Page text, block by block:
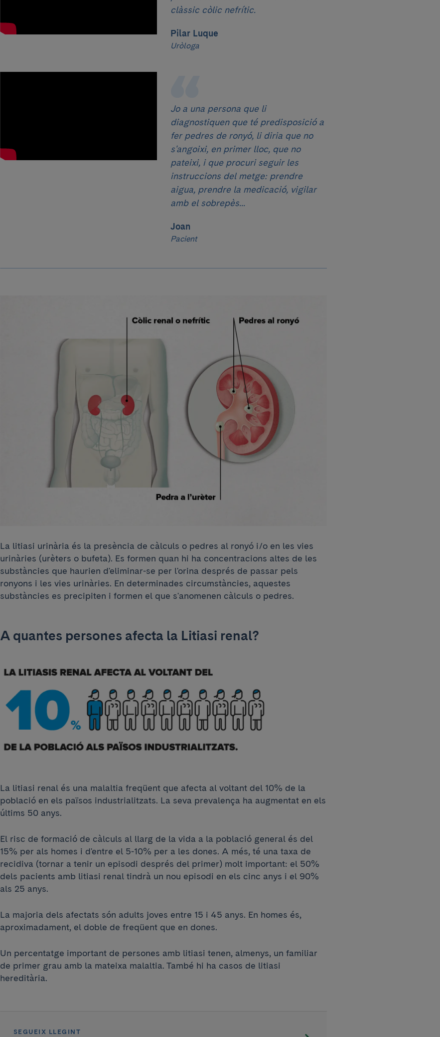
clàssic còlic nefrític.
Pilar Luque
Uròloga
Jo a una persona que li
diagnostiquen que té predisposició a
fer pedres de ronyó, li diria que no
s'angoixi, en primer lloc, que no
pateixi, i que procuri seguir les
instruccions del metge: prendre
aigua, prendre la medicació, vigilar
amb el sobrepès...
Joan
Pacient
La litiasi urinària és la presència de càlculs o pedres al ronyó i/o en les vies
urinàries (urèters o bufeta). Es formen quan hi ha concentracions altes de les
substàncies que haurien d'eliminar-se per l'orina després de passar pels
ronyons i les vies urinàries. En determinades circumstàncies, aquestes
substàncies es precipiten i formen el que s'anomenen càlculs o pedres.
A quantes persones afecta la Litiasi renal?
La litiasi renal és una malaltia freqüent que afecta al voltant del 10% de la
població en els països industrialitzats. La seva prevalença ha augmentat en els
últims 50 anys.
El risc de formació de càlculs al llarg de la vida a la població general és del
15% per als homes i d'entre el 5-10% per a les dones. A més, té una taxa de
recidiva (tornar a tenir un episodi després del primer) molt important: el 50%
dels pacients amb litiasi renal tindrà un nou episodi en els cinc anys i el 90%
als 25 anys.
La majoria dels afectats són adults joves entre 15 i 45 anys. En homes és,
aproximadament, el doble de freqüent que en dones.
Un percentatge important de persones amb litiasi tenen, almenys, un familiar
de primer grau amb la mateixa malaltia. També hi ha casos de litiasi
hereditària.
SEGUEIX LLEGINT